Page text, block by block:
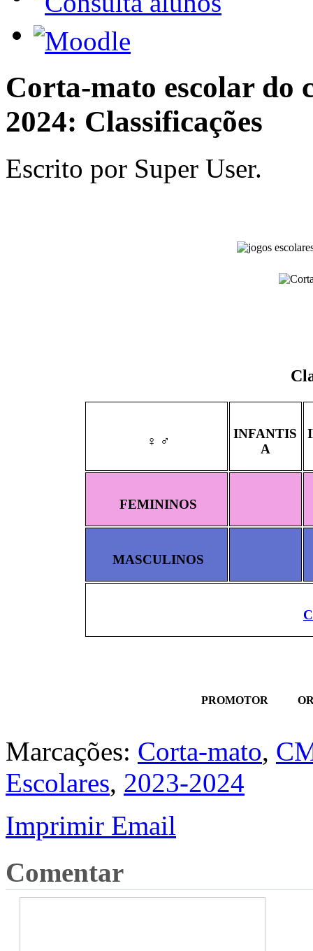
Corta-mato escolar do
2024: Classificações
Escrito por Super User.
♀ ♂
INFANTIS
A
FEMININOS
MASCULINOS
PROMOTOR
Marcações: Corta-mato,
Escolares, 2023-2024
Imprimir Email
Comentar